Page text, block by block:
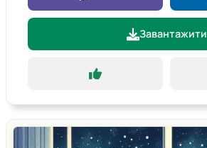
Завантажити